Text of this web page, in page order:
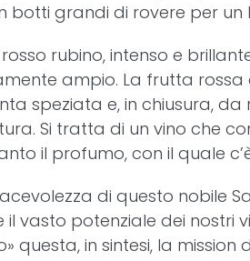
botti grandi di rovere per
rubino, intenso e
ampio. La frutta
speziata e, in chiusura,
Si tratta di un vino che
il profumo, con il quale
di questo nobile
vasto potenziale dei nostri
in sintesi, la mission